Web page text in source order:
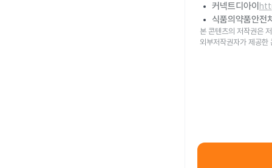
커넥트디아이
식품의약품안전
본 콘텐츠의 저작권은
외부저작권자가 제공한